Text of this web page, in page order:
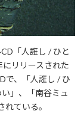
「人誑し / ひと
リリースされた
で、「人誑し / ひ
」、「南谷ミュ
ている。